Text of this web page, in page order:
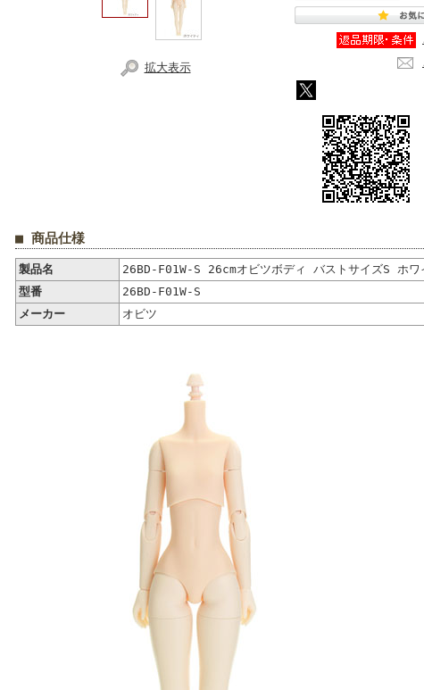
拡大表示
■ 商品仕様
製品名
26BD-F01W-S 26cmオビツボディ バストサイズS ホ
型番
26BD-F01W-S
メーカー
オビツ